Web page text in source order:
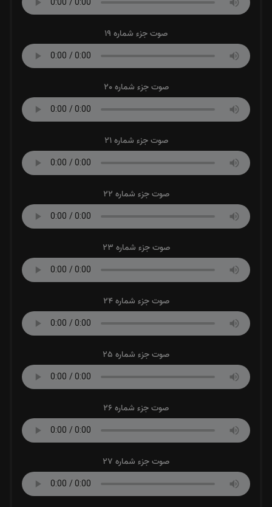
صوت جزء شماره 19
صوت جزء شماره 20
صوت جزء شماره 21
صوت جزء شماره 22
صوت جزء شماره 23
صوت جزء شماره 24
صوت جزء شماره 25
صوت جزء شماره 26
صوت جزء شماره 27